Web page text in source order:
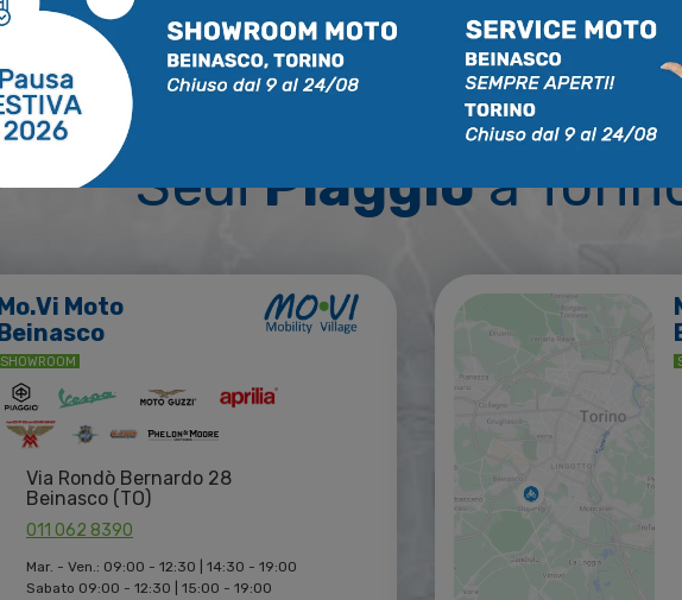
Vieni a trovarci di persona!
SediPiaggioa
Mo.Vi Moto
Beinasco
SHOWROOM
Via Rondò Bernardo 28
Beinasco (TO)
011 062 8390
Mar. - Ven.: 09:00 - 12:30 | 14:30 - 19:00
Sabato 09:00 - 12:30 | 15:00 - 19:00